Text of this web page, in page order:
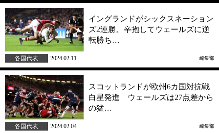
イングランドがシックスネーション
ズ2連勝。辛抱してウェールズに逆
転勝ち…
各国代表 2024.02.11 編集部
スコットランドが欧州6カ国対抗戦
白星発進 ウェールズは27点差から
の猛…
各国代表 2024.02.04 編集部